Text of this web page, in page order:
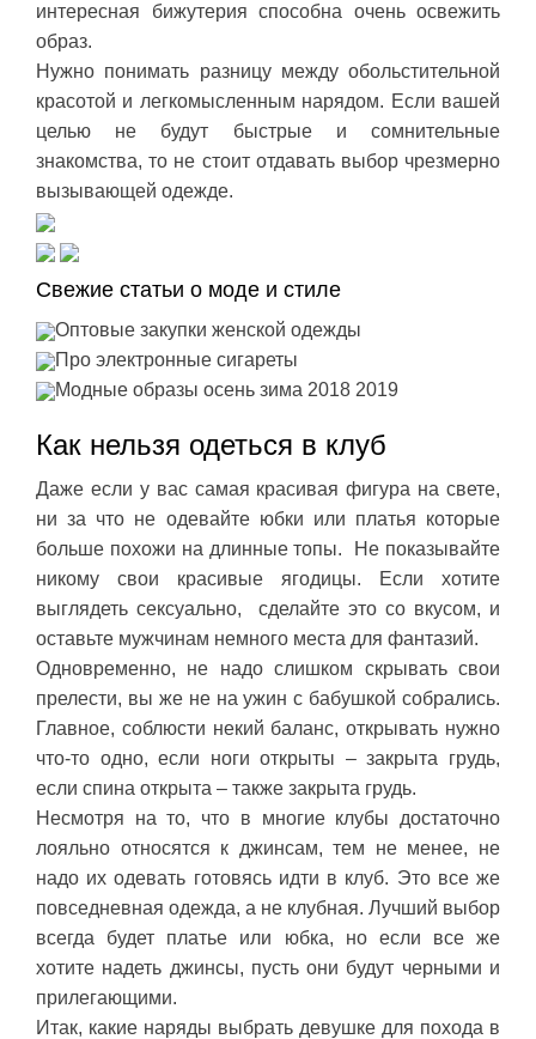
интересная бижутерия способна очень освежить
образ.
Нужно понимать разницу между обольстительной
красотой и легкомысленным нарядом. Если вашей
целью не будут быстрые и сомнительные
знакомства, то не стоит отдавать выбор чрезмерно
вызывающей одежде.
Свежие статьи о моде и стиле
Оптовые закупки женской одежды
Про электронные сигареты
Модные образы осень зима 2018 2019
Как нельзя одеться в клуб
Даже если у вас самая красивая фигура на свете,
ни за что не одевайте юбки или платья которые
больше похожи на длинные топы. Не показывайте
никому свои красивые ягодицы. Если хотите
выглядеть сексуально, сделайте это со вкусом, и
оставьте мужчинам немного места для фантазий.
Одновременно, не надо слишком скрывать свои
прелести, вы же не на ужин с бабушкой собрались.
Главное, соблюсти некий баланс, открывать нужно
что-то одно, если ноги открыты – закрыта грудь,
если спина открыта – также закрыта грудь.
Несмотря на то, что в многие клубы достаточно
лояльно относятся к джинсам, тем не менее, не
надо их одевать готовясь идти в клуб. Это все же
повседневная одежда, а не клубная. Лучший выбор
всегда будет платье или юбка, но если все же
хотите надеть джинсы, пусть они будут черными и
прилегающими.
Итак, какие наряды выбрать девушке для похода в